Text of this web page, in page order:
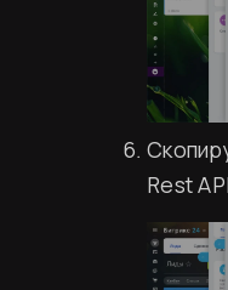
Rest